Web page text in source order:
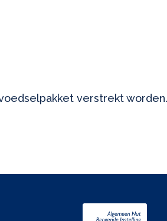
verstrekt